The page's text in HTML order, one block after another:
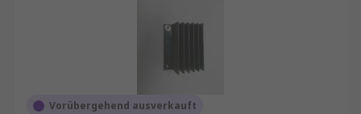
Vorübergehend ausverkauft